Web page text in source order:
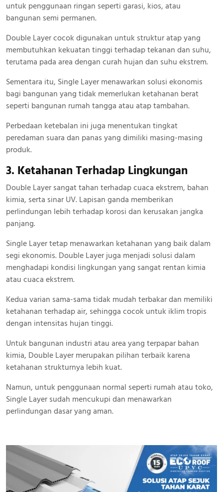
untuk penggunaan ringan seperti garasi, kios, atau
bangunan semi permanen.
Double Layer cocok digunakan untuk struktur atap yang
membutuhkan kekuatan tinggi terhadap tekanan dan suhu,
terutama pada area dengan curah hujan dan suhu ekstrem.
Sementara itu, Single Layer menawarkan solusi ekonomis
bagi bangunan yang tidak memerlukan ketahanan berat
seperti bangunan rumah tangga atau atap tambahan.
Perbedaan ketebalan ini juga menentukan tingkat
peredaman suara dan panas yang dimiliki masing-masing
produk.
3. Ketahanan Terhadap Lingkungan
Double Layer sangat tahan terhadap cuaca ekstrem, bahan
kimia, serta sinar UV. Lapisan ganda memberikan
perlindungan lebih terhadap korosi dan kerusakan jangka
panjang.
Single Layer tetap menawarkan ketahanan yang baik dalam
segi ekonomis. Double Layer juga menjadi solusi dalam
menghadapi kondisi lingkungan yang sangat rentan kimia
atau cuaca ekstrem.
Kedua varian sama-sama tidak mudah terbakar dan memiliki
ketahanan terhadap air, sehingga cocok untuk iklim tropis
dengan intensitas hujan tinggi.
Untuk bangunan industri atau area yang terpapar bahan
kimia, Double Layer merupakan pilihan terbaik karena
ketahanan strukturnya lebih kuat.
Namun, untuk penggunaan normal seperti rumah atau toko,
Single Layer sudah mencukupi dan menawarkan
perlindungan dasar yang aman.